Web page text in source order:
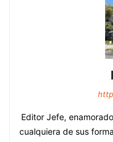
Editor Jefe,
cualquiera de sus